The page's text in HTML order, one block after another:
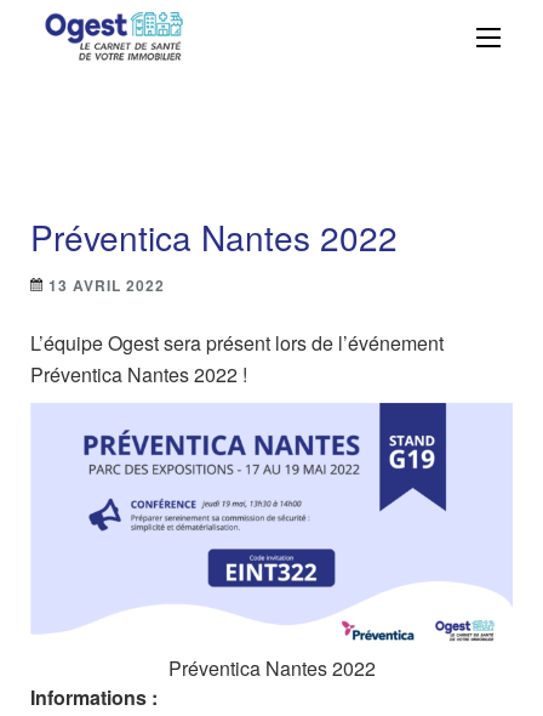
Ogest – La solution
Centralisez, suivez et maîtrisez vos
Préventica Nantes 2022
13 AVRIL 2022
L’équipe Ogest sera présent lors de l’événement
Préventica Nantes 2022 !
Préventica Nantes 2022
Informations :